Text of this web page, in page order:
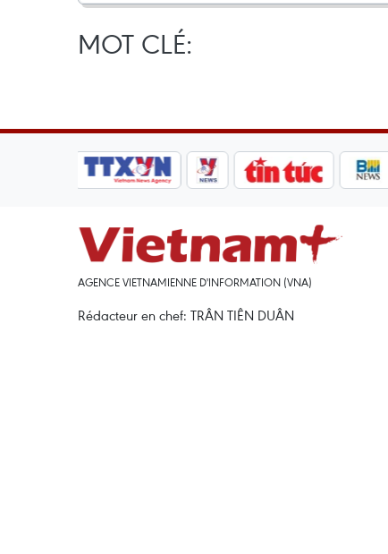
MOT CLÉ:
AGENCE VIETNAMIENNE D'INFORMATION (VNA)
Rédacteur en chef: TRÂN TIÊN DUÂN